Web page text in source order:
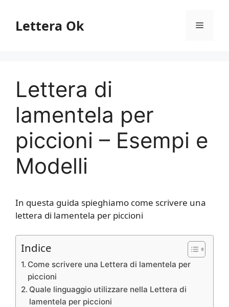
contenuto
Lettera Ok Menu
Lettera di
lamentela per
piccioni – Esempi e
Modelli
In questa guida spieghiamo come scrivere una
lettera di lamentela per piccioni
Indice
Come scrivere una Lettera di lamentela per
piccioni
Quale linguaggio utilizzare nella Lettera di
lamentela per piccioni